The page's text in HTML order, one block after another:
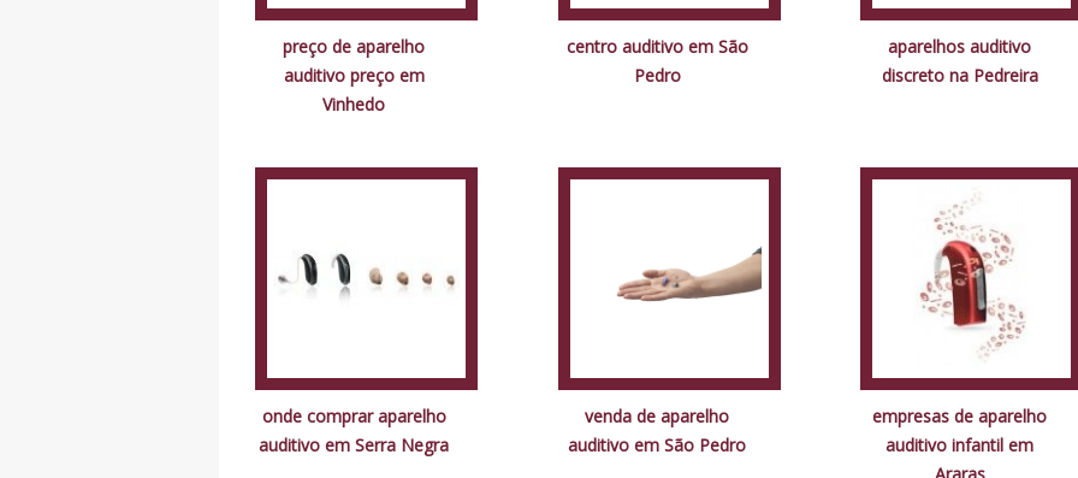
preço de aparelho
auditivo preço em
Vinhedo
centro auditivo em São
Pedro
aparelhos auditivo
discreto na Pedreira
onde comprar aparelho
auditivo em Serra Negra
venda de aparelho
auditivo em São Pedro
empresas de aparelho
auditivo infantil em